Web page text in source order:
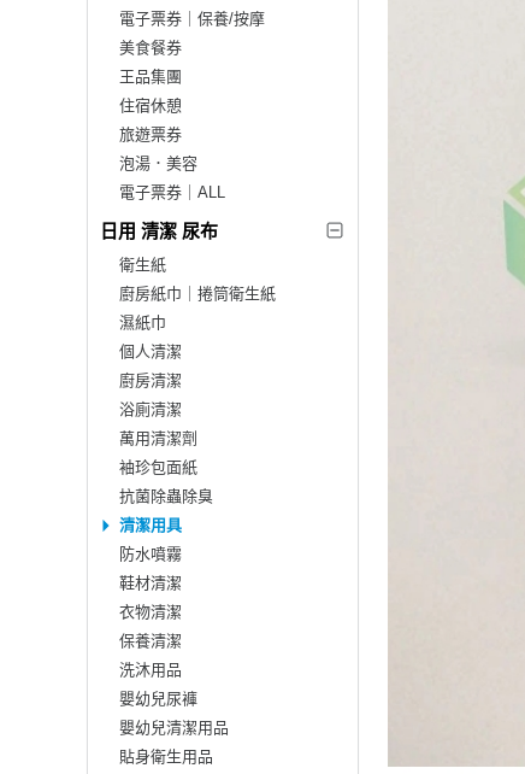
電子票券｜保養/按摩
美食餐券
王品集團
住宿休憩
旅遊票券
泡湯．美容
電子票券｜ALL
日用 清潔 尿布
衛生紙
廚房紙巾｜捲筒衛生紙
濕紙巾
個人清潔
廚房清潔
浴廁清潔
萬用清潔劑
袖珍包面紙
抗菌除蟲除臭
清潔用具
防水噴霧
鞋材清潔
衣物清潔
保養清潔
洗沐用品
嬰幼兒尿褲
嬰幼兒清潔用品
貼身衛生用品